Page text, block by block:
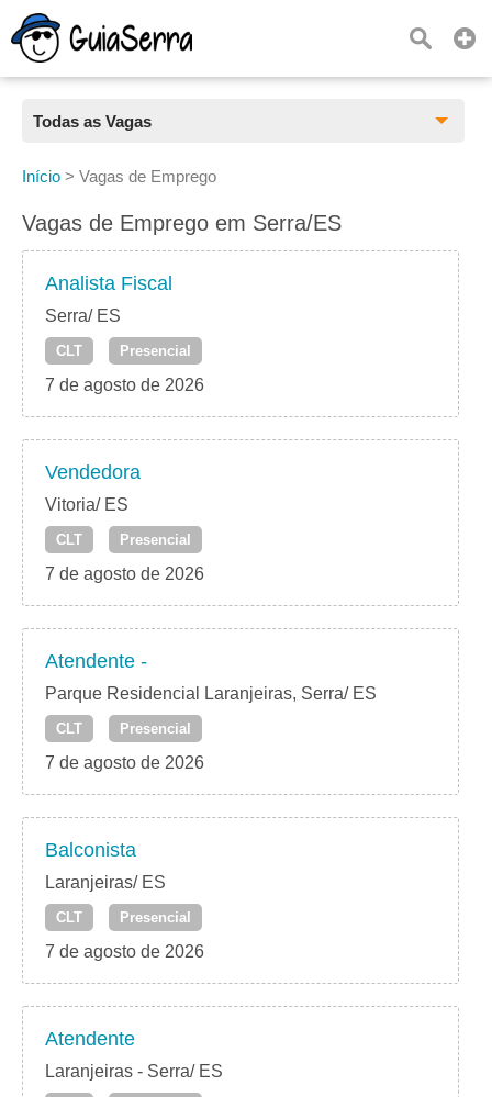
Todas as Vagas
Todas as Vagas
CLT
Freelancer
PJ
Início > Vagas de Emprego
Vagas de Emprego em Serra/ES
Analista Fiscal
Serra/ ES
CLT Presencial
7 de agosto de 2026
Vendedora
Vitoria/ ES
CLT Presencial
7 de agosto de 2026
Atendente -
Parque Residencial Laranjeiras, Serra/ ES
CLT Presencial
7 de agosto de 2026
Balconista
Laranjeiras/ ES
CLT Presencial
7 de agosto de 2026
Atendente
Laranjeiras - Serra/ ES